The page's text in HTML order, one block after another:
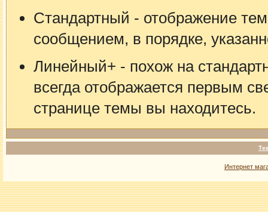
Стандартный - отображение
сообщением, в порядке,
Линейный+ - похож на
всегда отображается первым
странице темы вы находитесь.
Интернет